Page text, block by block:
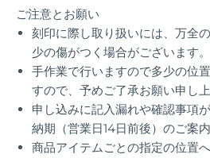
ご注意とお願い
刻印に際し取り扱いには、万全
少の傷がつく場合がございます。
手作業で行いますので多少の位
すので、予めご了承お願い申し上
申し込みに記入漏れや確認事項
納期（営業日14日前後） のご案
商品アイテムごとの指定の位置